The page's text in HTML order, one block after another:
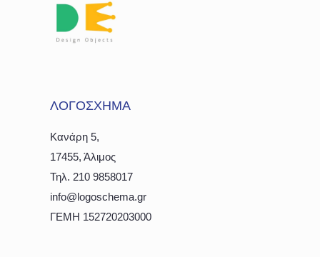
ΛΟΓΟΣΧΗΜΑ
Κανάρη 5,
17455, Άλιμος
Τηλ. 210 9858017
info@logoschema.gr
ΓΕΜΗ 152720203000